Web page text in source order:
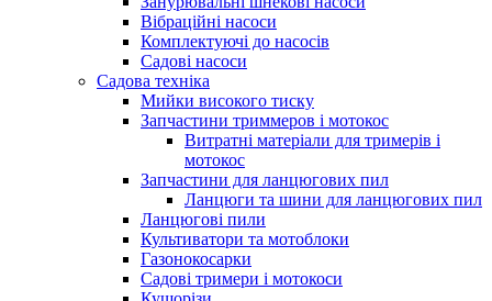
Вібраційні насоси
Комплектуючі до насосів
Cадові насоси
Садова техніка
Мийки високого тиску
Запчастини триммеров і мотокос
Витратні матеріали для тримерів і
мотокос
Запчастини для ланцюгових пил
Ланцюги та шини для ланцюгових пил
Ланцюгові пили
Культиватори та мотоблоки
Газонокосарки
Садові тримери і мотокоси